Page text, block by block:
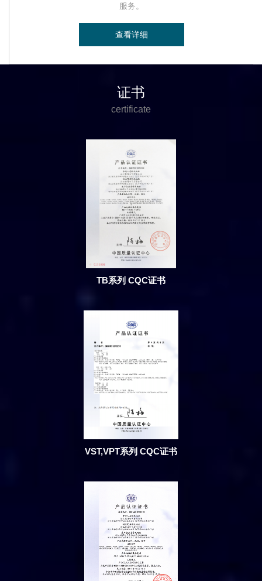
服务。
查看详细
证书
certificate
TB系列 CQC证书
VST,VPT系列 CQC证书